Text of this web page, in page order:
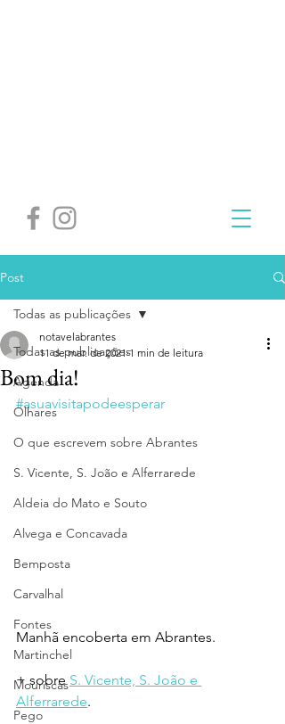
Post
Todas as publicações
Agenda
Olhares
O que escrevem sobre Abrantes
S. Vicente, S. João e Alferrarede
Aldeia do Mato e Souto
Alvega e Concavada
Bemposta
Carvalhal
Fontes
Martinchel
Mouriscas
Pego
Todas as publicações
Bom dia!
notavelabrantes
11 de mar. de 2021 1 min de leitura
#asuavisitapodeesperar
Manhã encoberta em Abrantes.
+ sobre S. Vicente, S. João e
Alferrarede.